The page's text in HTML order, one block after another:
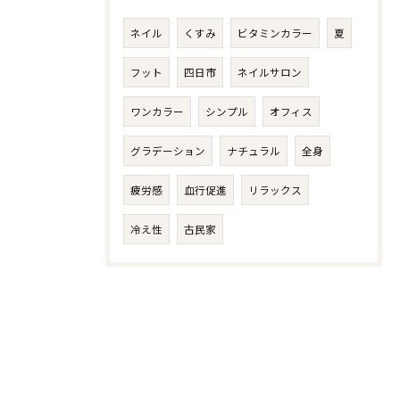
ネイル くすみ ビタミンカラー 夏
フット 四日市 ネイルサロン
ワンカラー シンプル オフィス
グラデーション ナチュラル 全身
疲労感 血行促進 リラックス
冷え性 古民家